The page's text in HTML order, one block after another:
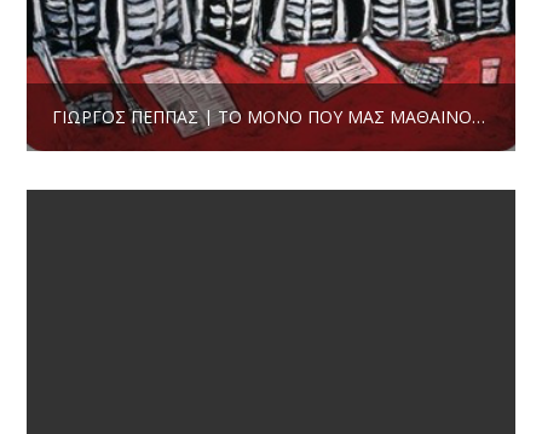
ΓΙΏΡΓΟΣ ΠΈΠΠΑΣ | ΤΟ ΜΌΝΟ ΠΟΥ ΜΑΣ ΜΑΘΑΊΝΟΥΝ ΕΊΝΑΙ Η ΣΙΩΠΉ